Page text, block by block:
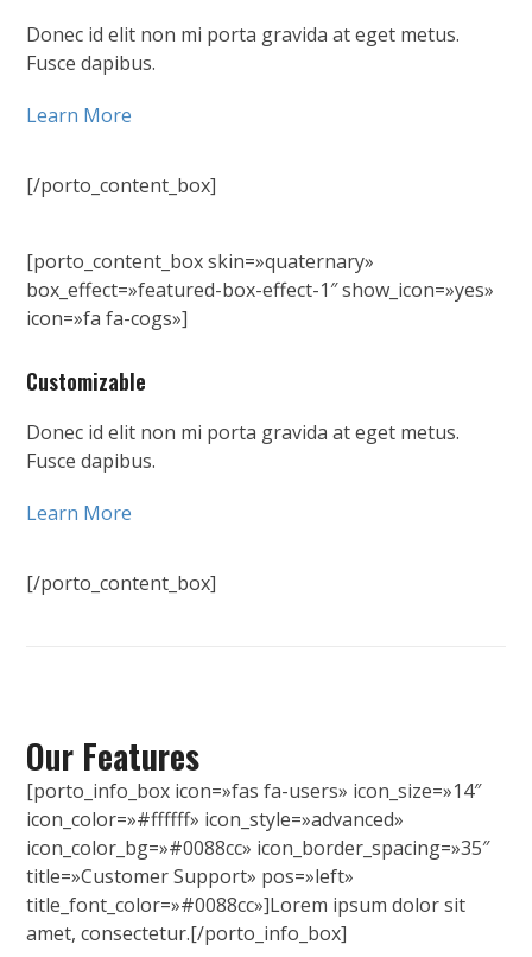
Donec id elit non mi porta gravida at eget metus.
Fusce dapibus.
Learn More
[/porto_content_box]
[porto_content_box skin=»quaternary»
box_effect=»featured-box-effect-1″ show_icon=»yes»
icon=»fa fa-cogs»]
Customizable
Donec id elit non mi porta gravida at eget metus.
Fusce dapibus.
Learn More
[/porto_content_box]
Our Features
[porto_info_box icon=»fas fa-users» icon_size=»14″
icon_color=»#ffffff» icon_style=»advanced»
icon_color_bg=»#0088cc» icon_border_spacing=»35″
title=»Customer Support» pos=»left»
title_font_color=»#0088cc»]Lorem ipsum dolor sit
amet, consectetur.[/porto_info_box]